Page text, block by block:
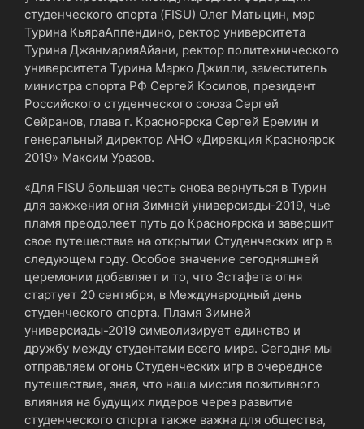
студенческого спорта (FISU) Олег Матыцин, мэр
Турина КьяраАппендино, ректор университета
Турина ДжанмарияАйани, ректор политехнического
университета Турина Марко Джилли, заместитель
министра спорта РФ Сергей Косилов, президент
Российского студенческого союза Сергей
Сейранов, глава г. Красноярска Сергей Еремин и
генеральный директор АНО «Дирекция Красноярск
2019» Максим Уразов.
«Для FISU большая честь снова вернуться в Турин
для зажжения огня Зимней универсиады-2019, чье
пламя преодолеет путь до Красноярска и завершит
свое путешествие на открытии Студенческих игр в
следующем году. Особое значение сегодняшней
церемонии добавляет и то, что Эстафета огня
стартует 20 сентября, в Международный день
студенческого спорта. Пламя Зимней
универсиады-2019 символизирует единство и
дружбу между студентами всего мира. Сегодня мы
отправляем огонь Студенческих игр в очередное
путешествие, зная, что наша миссия позитивного
влияния на будущих лидеров через развитие
студенческого спорта также важна для общества,